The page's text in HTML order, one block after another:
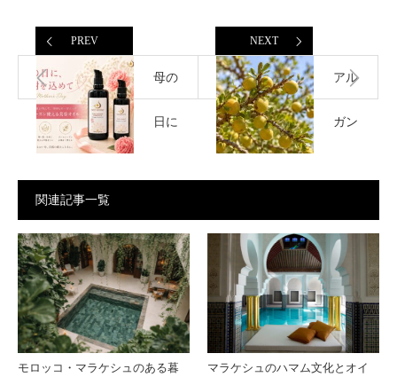
PREV
母の
日に
ガン
オイ
ル｜
NEXT
アル
ガン
利益
はど
こへ
関連記事一覧
モロッコ・マラケシュのある暮
マラケシュのハマム文化とオイ